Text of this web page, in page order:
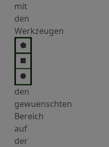
mit
den
Werkzeugen
den
gewuenschten
Bereich
auf
der